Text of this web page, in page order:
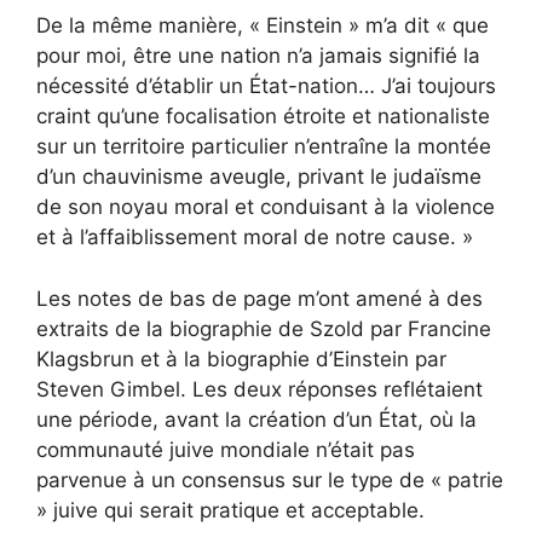
De la même manière, « Einstein » m’a dit « que
pour moi, être une nation n’a jamais signifié la
nécessité d’établir un État-nation… J’ai toujours
craint qu’une focalisation étroite et nationaliste
sur un territoire particulier n’entraîne la montée
d’un chauvinisme aveugle, privant le judaïsme
de son noyau moral et conduisant à la violence
et à l’affaiblissement moral de notre cause. »
Les notes de bas de page m’ont amené à des
extraits de la biographie de Szold par Francine
Klagsbrun et à la biographie d’Einstein par
Steven Gimbel. Les deux réponses reflétaient
une période, avant la création d’un État, où la
communauté juive mondiale n’était pas
parvenue à un consensus sur le type de « patrie
» juive qui serait pratique et acceptable.